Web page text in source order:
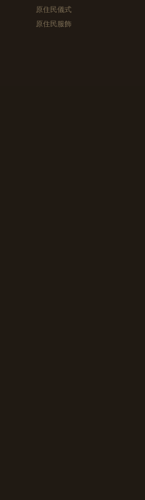
原住民儀式
原住民服飾